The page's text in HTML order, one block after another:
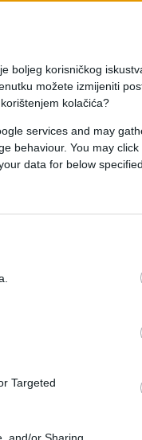
boljeg korisničkog
možete izmijeniti
kolačića?
services and may
behaviour. You may
data for below
Targeted
na džuma-
Hercegovine, a
Edin Forto,
Nerin Dizdar,
večeras od